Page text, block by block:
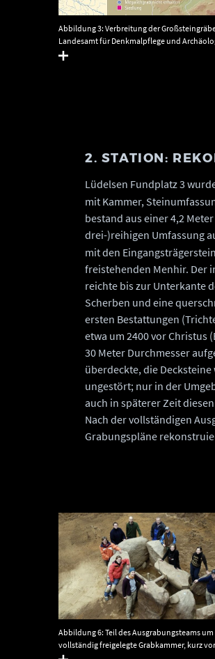
Abbildung 3: Verbreitung der
Landesamt für Denkmalpflege und
Demnick.
2. STATION:
Lüdelsen Fundplatz 3
mit Kammer,
bestand aus einer 4,2
drei-)reihigen Umfassung
mit den
freistehenden Menhir. Der
reichte bis zur Unterkante
Scherben und eine
ersten Bestattungen
etwa um 2400 vor Christus
30 Meter Durchmesser
überdeckte, die
ungestört; nur in der
auch in späterer Zeit
Nach der vollständigen
Grabungspläne
Abbildung 6: Teil des Ausgrabungsteams
vollständig freigelegte Grabkammer, kurz